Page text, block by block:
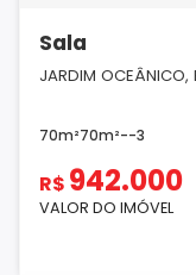
Sala
JARDIM
70m²70m²--3
R$ 942.000
VALOR DO IMÓVEL